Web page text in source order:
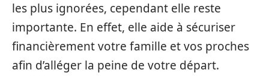
les plus ignorées, cependant elle reste
importante. En effet, elle aide à sécuriser
financièrement votre famille et vos proches
afin d’alléger la peine de votre départ.